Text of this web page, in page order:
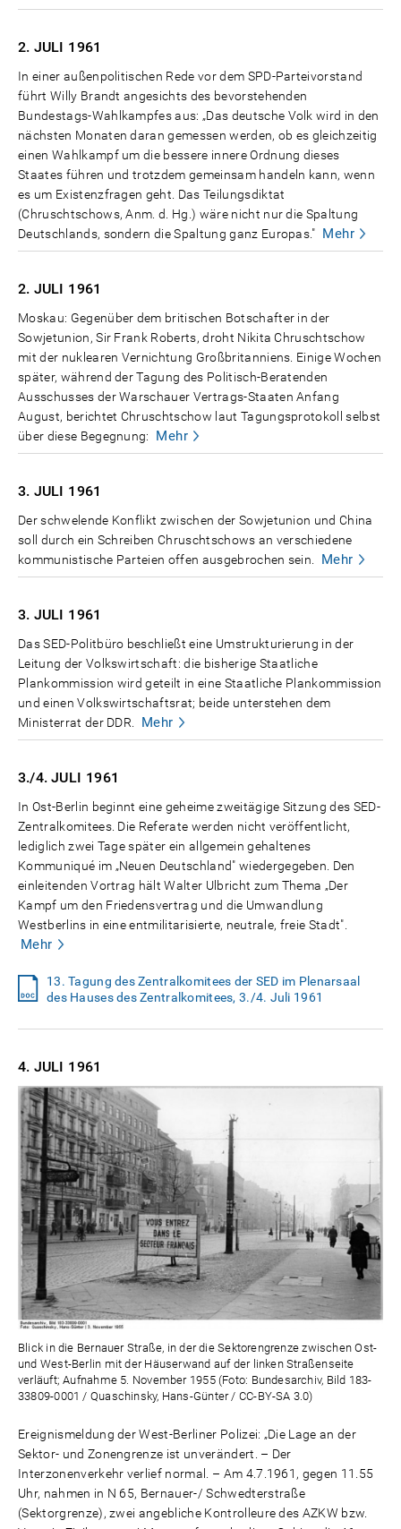
2. JULI 1961
In einer außenpolitischen Rede vor dem SPD-Parteivorstand
führt Willy Brandt angesichts des bevorstehenden
Bundestags-Wahlkampfes aus: „Das deutsche Volk wird in den
nächsten Monaten daran gemessen werden, ob es gleichzeitig
einen Wahlkampf um die bessere innere Ordnung dieses
Staates führen und trotzdem gemeinsam handeln kann, wenn
es um Existenzfragen geht. Das Teilungsdiktat
(Chruschtschows, Anm. d. Hg.) wäre nicht nur die Spaltung
Deutschlands, sondern die Spaltung ganz Europas." Mehr
2. JULI 1961
Moskau: Gegenüber dem britischen Botschafter in der
Sowjetunion, Sir Frank Roberts, droht Nikita Chruschtschow
mit der nuklearen Vernichtung Großbritanniens. Einige Wochen
später, während der Tagung des Politisch-Beratenden
Ausschusses der Warschauer Vertrags-Staaten Anfang
August, berichtet Chruschtschow laut Tagungsprotokoll selbst
über diese Begegnung:
Mehr
3. JULI 1961
Der schwelende Konflikt zwischen der Sowjetunion und China
soll durch ein Schreiben Chruschtschows an verschiedene
kommunistische Parteien offen ausgebrochen sein.
Mehr
3. JULI 1961
Das SED-Politbüro beschließt eine Umstrukturierung in der
Leitung der Volkswirtschaft: die bisherige Staatliche
Plankommission wird geteilt in eine Staatliche Plankommission
und einen Volkswirtschaftsrat; beide unterstehen dem
Ministerrat der DDR.
Mehr
3./4. JULI 1961
In Ost-Berlin beginnt eine geheime zweitägige Sitzung des SED-
Zentralkomitees. Die Referate werden nicht veröffentlicht,
lediglich zwei Tage später ein allgemein gehaltenes
Kommuniqué im „Neuen Deutschland" wiedergegeben. Den
einleitenden Vortrag hält Walter Ulbricht zum Thema „Der
Kampf um den Friedensvertrag und die Umwandlung
Westberlins in eine entmilitarisierte, neutrale, freie Stadt".
Mehr
13. Tagung des Zentralkomitees der SED im Plenarsaal
des Hauses des Zentralkomitees, 3./4. Juli 1961
4. JULI 1961
Blick in die Bernauer Straße, in der die Sektorengrenze zwischen Ost-
und West-Berlin mit der Häuserwand auf der linken Straßenseite
verläuft; Aufnahme 5. November 1955 (Foto: Bundesarchiv, Bild 183-
33809-0001 / Quaschinsky, Hans-Günter / CC-BY-SA 3.0)
Ereignismeldung der West-Berliner Polizei: „Die Lage an der
Sektor- und Zonengrenze ist unverändert. – Der
Interzonenverkehr verlief normal. – Am 4.7.1961, gegen 11.55
Uhr, nahmen in N 65, Bernauer-/ Schwedterstraße
(Sektorgrenze), zwei angebliche Kontrolleure des AZKW bzw.